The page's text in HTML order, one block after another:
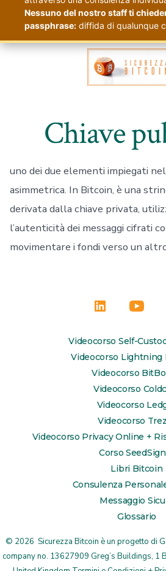
Nessuno del nostro staff ti
passphrase: diffida di qualunque
Passa
Chiave
uno dei due elementi impiegati
asimmetrica. In Bitcoin, è una
derivata dalla chiave privata,
l’autenticità dei messaggi cifrati
movimentare i fondi verso un
Apri
LinkedIn
in
una
nuova
scheda
Apri
in
una
nuova
Videocorso Self-
Videocorso Lightning
Videocorso
Videocorso
Videocorso
Videocorso
Videocorso Privacy Online +
Corso
Libri Bitcoin
Consulenza
Messaggio
Glossario
© 2026 Sicurezza Bitcoin è un progetto di
company no. 13627909 Greg’s Buildings, 1